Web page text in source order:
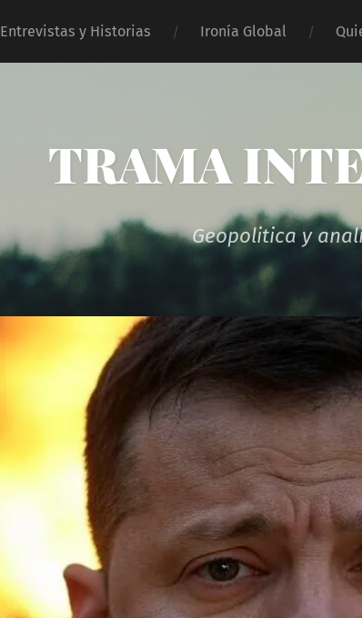
Entrevistas y Historias Ironía Global
TRAMA
Geopolitica y